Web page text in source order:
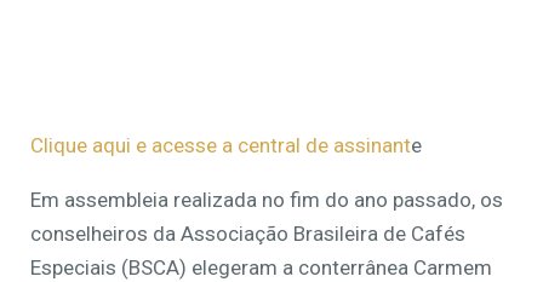
Clique aqui e acesse a central de assinante
Em assembleia realizada no fim do ano passado, os
conselheiros da Associação Brasileira de Cafés
Especiais (BSCA) elegeram a conterrânea Carmem